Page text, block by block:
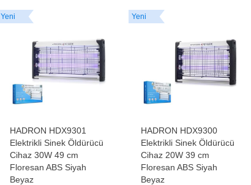
Yeni
HADRON HDX9301
Elektrikli Sinek Öldürücü
Cihaz 30W 49 cm
Floresan ABS Siyah
Beyaz
Yeni
HADRON HDX9300
Elektrikli Sinek Öldürücü
Cihaz 20W 39 cm
Floresan ABS Siyah
Beyaz